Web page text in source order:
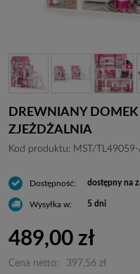
DREWNIANY
ZJEŻDŻALNIA
Kod produktu: MST/TL49059-
Dostępność: dostępny na
Wysyłka w: 5 dni
489,00 zł
Cena netto: 397,56 zł